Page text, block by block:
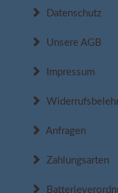
Datenschutz
Unsere AGB
Impressum
Anfragen
Zahlungsarten